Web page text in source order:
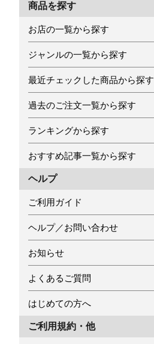
商品を探す
お店の一覧から探す
ジャンルの一覧から探す
最近チェックした商品から探す
過去のご注文一覧から探す
ランキングから探す
おすすめ記事一覧から探す
ヘルプ
ご利用ガイド
ヘルプ／お問い合わせ
お知らせ
よくあるご質問
はじめての方へ
ご利用規約・他